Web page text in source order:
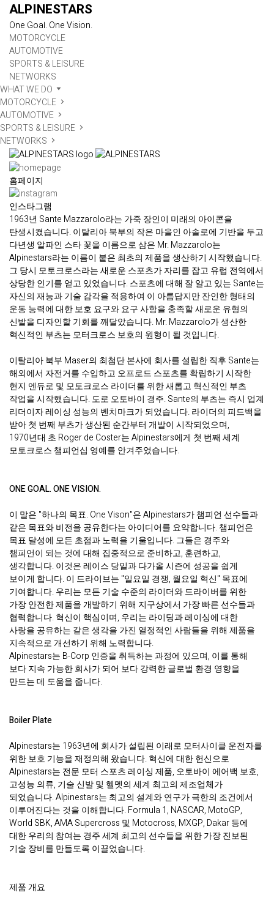
ALPINESTARS
One Goal. One Vision.
MOTORCYCLE
AUTOMOTIVE
SPORTS & LEISURE
NETWORKS
WHAT WE DO
MOTORCYCLE
AUTOMOTIVE
SPORTS & LEISURE
NETWORKS
홈페이지
인스타그램
1963년 Sante Mazzarolo라는 가죽 장인이 미래의 아이콘을
탄생시켰습니다. 이탈리아 북부의 작은 마을인 아솔로에 기반을 두고
다년생 알파인 스타 꽃을 이름으로 삼은 Mr. Mazzarolo는
Alpinestars라는 이름이 붙은 최초의 제품을 생산하기 시작했습니다.
그 당시 모토크로스라는 새로운 스포츠가 자리를 잡고 유럽 전역에서
상당한 인기를 얻고 있었습니다. 스포츠에 대해 잘 알고 있는 Sante는
자신의 재능과 기술 감각을 적용하여 이 아름답지만 잔인한 형태의
운동 능력에 대한 보호 요구와 요구 사항을 충족할 새로운 유형의
신발을 디자인할 기회를 깨달았습니다. Mr. Mazzarolo가 생산한
혁신적인 부츠는 모터크로스 보호의 원형이 될 것입니다.
이탈리아 북부 Maser의 최첨단 본사에 회사를 설립한 직후 Sante는
해외에서 자전거를 수입하고 오프로드 스포츠를 확립하기 시작한
현지 엔듀로 및 모토크로스 라이더를 위한 새롭고 혁신적인 부츠
작업을 시작했습니다. 도로 오토바이 경주. Sante의 부츠는 즉시 업계
리더이자 레이싱 성능의 벤치마크가 되었습니다. 라이더의 피드백을
받아 첫 번째 부츠가 생산된 순간부터 개발이 시작되었으며,
1970년대 초 Roger de Coster는 Alpinestars에게 첫 번째 세계
모토크로스 챔피언십 영예를 안겨주었습니다.
ONE GOAL. ONE VISION.
이 말은 "하나의 목표. One Vison"은 Alpinestars가 챔피언 선수들과
같은 목표와 비전을 공유한다는 아이디어를 요약합니다. 챔피언은
목표 달성에 모든 초점과 노력을 기울입니다. 그들은 경주와
챔피언이 되는 것에 대해 집중적으로 준비하고, 훈련하고,
생각합니다. 이것은 레이스 당일과 다가올 시즌에 성공을 쉽게
보이게 합니다. 이 드라이브는 "일요일 경쟁, 월요일 혁신" 목표에
기여합니다. 우리는 모든 기술 수준의 라이더와 드라이버를 위한
가장 안전한 제품을 개발하기 위해 지구상에서 가장 빠른 선수들과
협력합니다. 혁신이 핵심이며, 우리는 라이딩과 레이싱에 대한
사랑을 공유하는 같은 생각을 가진 열정적인 사람들을 위해 제품을
지속적으로 개선하기 위해 노력합니다.
Alpinestars는 B-Corp 인증을 취득하는 과정에 있으며, 이를 통해
보다 지속 가능한 회사가 되어 보다 강력한 글로벌 환경 영향을
만드는 데 도움을 줍니다.
Boiler Plate
Alpinestars는 1963년에 회사가 설립된 이래로 모터사이클 운전자를
위한 보호 기능을 재정의해 왔습니다. 혁신에 대한 헌신으로
Alpinestars는 전문 모터 스포츠 레이싱 제품, 오토바이 에어백 보호,
고성능 의류, 기술 신발 및 헬멧의 세계 최고의 제조업체가
되었습니다. Alpinestars는 최고의 설계와 연구가 극한의 조건에서
이루어진다는 것을 이해합니다. Formula 1, NASCAR, MotoGP,
World SBK, AMA Supercross 및 Motocross, MXGP, Dakar 등에
대한 우리의 참여는 경주 세계 최고의 선수들을 위한 가장 진보된
기술 장비를 만들도록 이끌었습니다.
제품 개요